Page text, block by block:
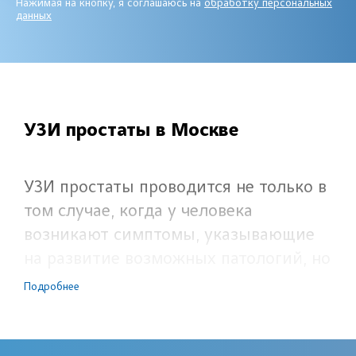
Нажимая на кнопку, я соглашаюсь на обработку персональных
данных
УЗИ простаты в Москве
УЗИ простаты проводится не только в
том случае, когда у человека
возникают симптомы, указывающие
и в профилактических целях: для
Подробнее